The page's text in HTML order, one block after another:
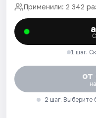
Применили: 2 342
1 шаг.
от
2 шаг. Выберите